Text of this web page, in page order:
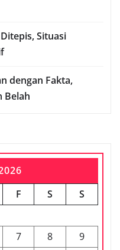
Situasi
dengan Fakta,
Belah
F S
S
7 8
9